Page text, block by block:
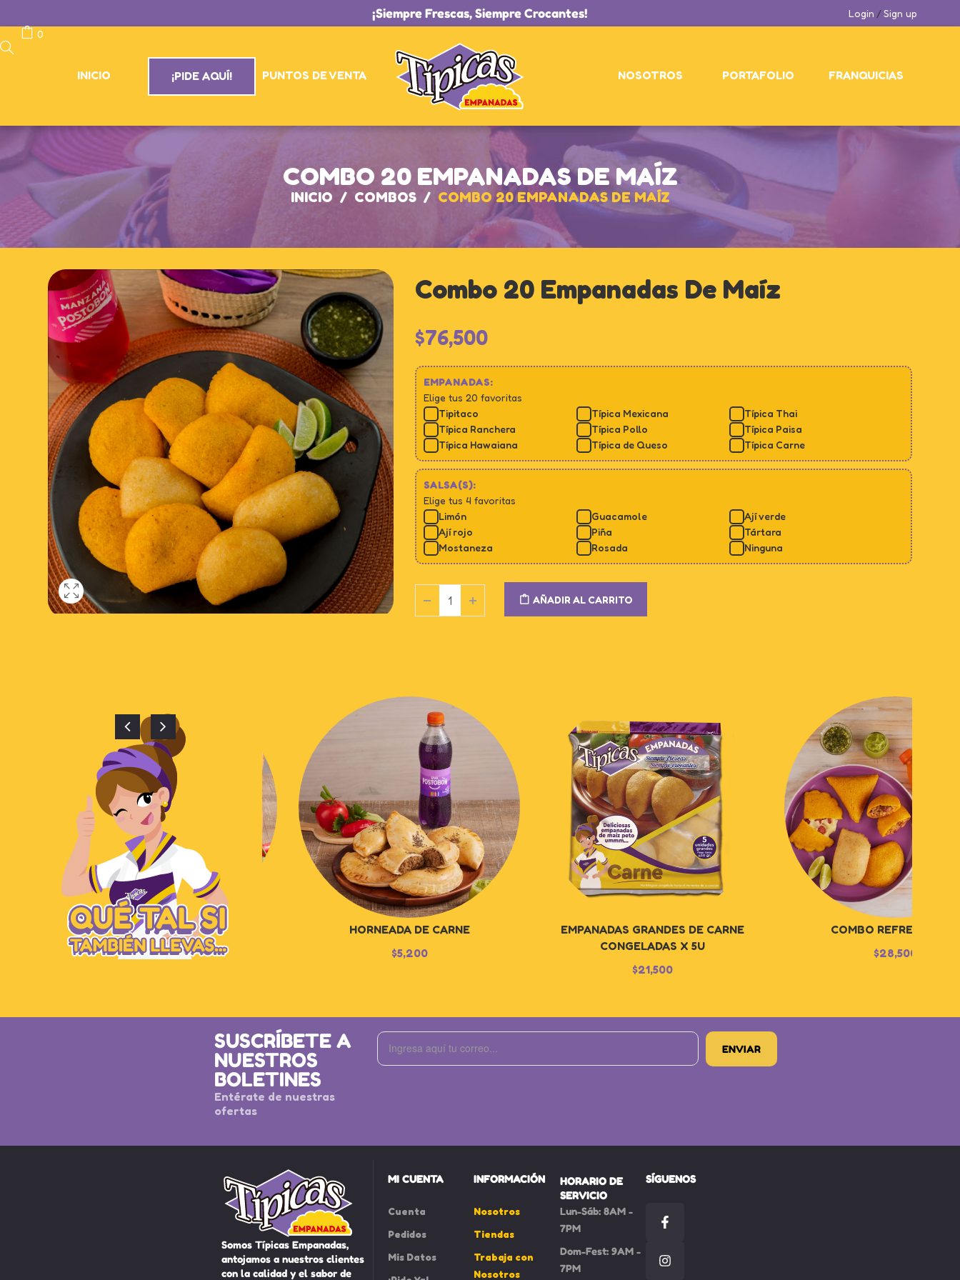
¡Siempre Frescas, Siempre Crocantes!
INICIO ¡PIDE AQUÍ! PUNTOS DE VENTA NOSOTROS PORTAFOLIO FRANQUICIAS
0
Login /Sign up
COMBO 20 EMPANADAS DE MAÍZ
INICIO / COMBOS / COMBO 20 EMPANADAS DE MAÍZ
Combo 20 Empanadas De Maíz
$76,500
EMPANADAS:
Elige tus 20 favoritas
Tipitaco
Típica Mexicana
Típica Thai
Típica Ranchera
Típica Pollo
Típica Paisa
Típica Hawaiana
Típica de Queso Típica Carne
SALSA(S):
Elige tus 4 favoritas
Limón
Guacamole
Ají verde
Ají rojo
Piña
Tártara
Mostaneza
Rosada Ninguna
AÑADIR AL CARRITO
TÍPICA MEXICANA
$3,900
HORNEADA DE CARNE
$5,200
EMPANADAS GRANDES DE CARNE
CONGELADAS X 5U
$21,500
COMBO REFRESCANTE
$28,500
SUSCRÍBETE A
NUESTROS
BOLETINES
Entérate de nuestras
ofertas
Somos Típicas Empanadas,
antojamos a nuestros clientes
con la calidad y el sabor de
MI CUENTA INFORMACIÓN
HORARIO DE
SERVICIO
SÍGUENOS
Cuenta
Pedidos
Mis Datos
Nosotros
Tiendas
Trabaja con
Nosotros
Lun-Sáb: 8AM -
7PM
Dom-Fest: 9AM -
7PM